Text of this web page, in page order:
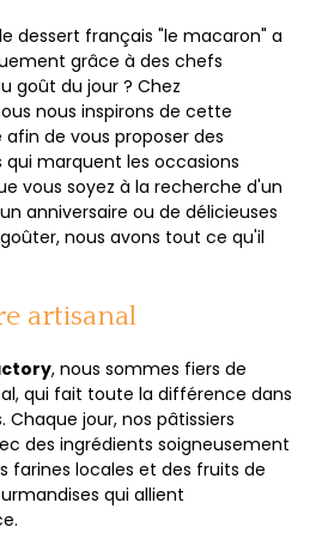
dessert français "le macaron" a
grâce à des chefs
goût du jour ? Chez
nous inspirons de cette
de vous proposer des
marquent les occasions
vous soyez à la recherche d'un
anniversaire ou de délicieuses
nous avons tout ce qu'il
artisanal
, nous sommes fiers de
qui fait toute la différence dans
jour, nos pâtissiers
des ingrédients soigneusement
farines locales et des fruits de
qui allient